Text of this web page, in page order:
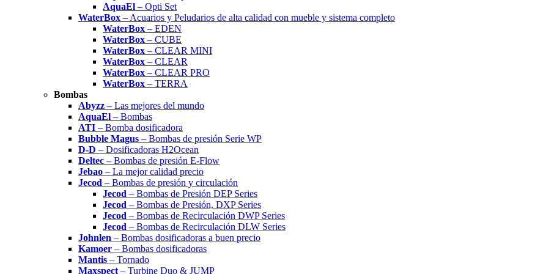
AquaEl – Opti Set
WaterBox – Acuarios y Peludarios de alta calidad con mueble y sistema completo
WaterBox – EDEN
WaterBox – CUBE
WaterBox – CLEAR MINI
WaterBox – CLEAR
WaterBox – CLEAR PRO
WaterBox – TERRA
Bombas
Abyzz – Las mejores del mundo
AquaEl – Bombas
ATI – Bomba dosificadora
Bubble Magus – Bombas de presión Serie WP
D-D – Dosificadoras H2Ocean
Deltec – Bombas de presión E-Flow
Jebao – La mejor calidad precio
Jecod – Bombas de presión y circulación
Jecod – Bombas de Presión DEP Series
Jecod – Bombas de Presión, DXP Series
Jecod – Bombas de Recirculación DWP Series
Jecod – Bombas de Recirculación DLW Series
Johnlen – Bombas dosificadoras a buen precio
Kamoer – Bombas dosificadoras
Mantis – Tornado
Maxspect – Turbine Duo & JUMP